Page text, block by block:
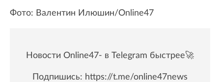
Фото: Валентин Илюшин/Online47
Новости Online47- в Telegram быстрее🚀
Подпишись: https://t.me/online47news